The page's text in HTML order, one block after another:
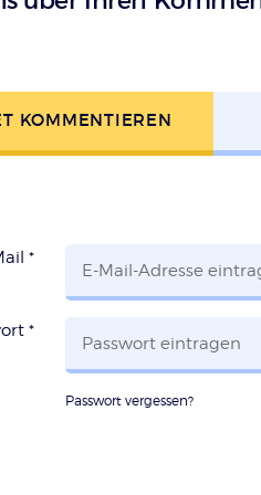
KOMMENTIEREN
*
*
Passwort vergessen?